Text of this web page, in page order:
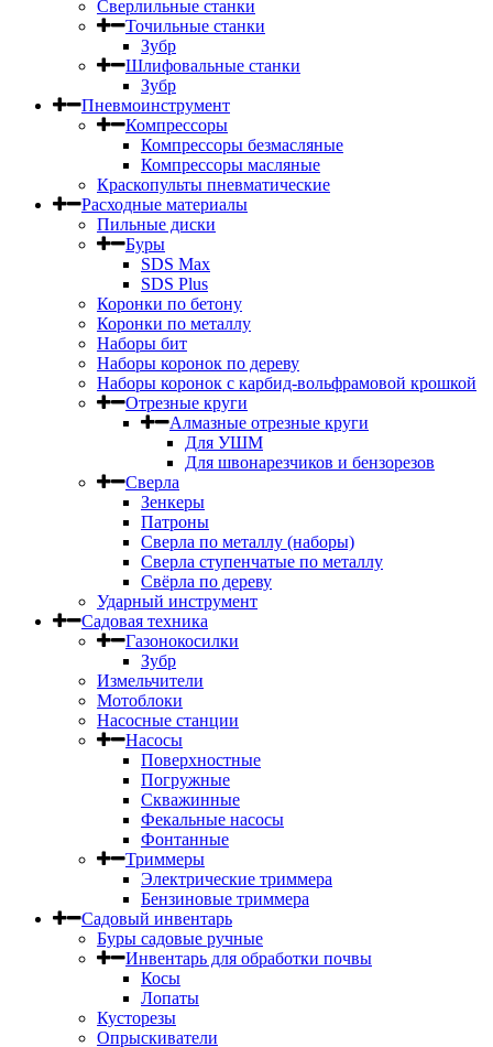
Сверлильные станки
Точильные станки
Зубр
Шлифовальные станки
Зубр
Пневмоинструмент
Компрессоры
Компрессоры безмасляные
Компрессоры масляные
Краскопульты пневматические
Расходные материалы
Пильные диски
Буры
SDS Max
SDS Plus
Коронки по бетону
Коронки по металлу
Наборы бит
Наборы коронок по дереву
Наборы коронок с карбид-вольфрамовой крошкой
Отрезные круги
Алмазные отрезные круги
Для УШМ
Для швонарезчиков и бензорезов
Сверла
Зенкеры
Патроны
Сверла по металлу (наборы)
Сверла ступенчатые по металлу
Свёрла по дереву
Ударный инструмент
Садовая техника
Газонокосилки
Зубр
Измельчители
Мотоблоки
Насосные станции
Насосы
Поверхностные
Погружные
Скважинные
Фекальные насосы
Фонтанные
Триммеры
Электрические триммера
Бензиновые триммера
Садовый инвентарь
Буры садовые ручные
Инвентарь для обработки почвы
Косы
Лопаты
Кусторезы
Опрыскиватели